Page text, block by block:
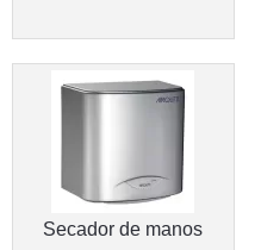
Secador de manos